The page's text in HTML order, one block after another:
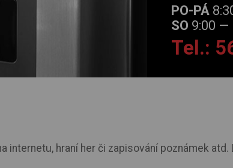
PO-PÁ
SO 9:00 —
Tel.:
internetu, hraní her či zapisování poznámek